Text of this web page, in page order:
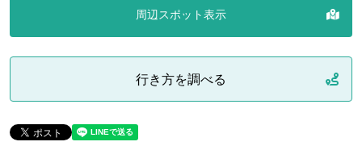
周辺スポット表示
行き方を調べる